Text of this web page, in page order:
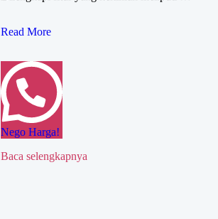
Paket
PREMIUM
Read More
Nego Harga!
Baca selengkapnya